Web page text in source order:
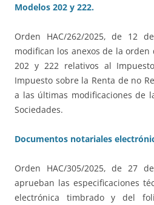
Modelos 202 y 222.
Orden HAC/262/2025, de 12
modifican los anexos de la
202 y 222 relativos al
Impuesto sobre la Renta de no
a las últimas modificaciones de
Sociedades.
Documentos notariales
Orden HAC/305/2025, de 27
aprueban las especificaciones
electrónica timbrado y del